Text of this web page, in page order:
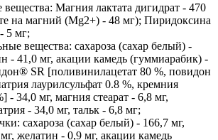
Магния лактата дигидрат - 470
на магний (Mg2+) - 48 мг); Пиридоксина
5 мг;
вещества: сахароза (сахар белый) -
- 41,0 мг, акации камедь (гуммиарабик) -
SR [поливинилацетат 80 %, повидон
лаурилсульфат 0.8 %, кремния
- 34,0 мг, магния стеарат - 6,8 мг,
- 34,0 мг, тальк - 6,8 мг;
сахароза (сахар белый) - 166,7 мг,
желатин - 0,9 мг, акации камедь